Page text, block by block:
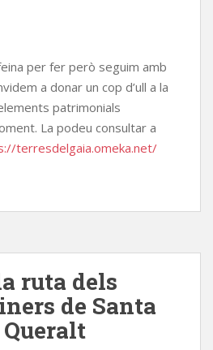
per fer però seguim amb
a donar un cop d’ull a la
patrimonials
La podeu consultar a
terresdelgaia.omeka.net/
ruta dels
de Santa